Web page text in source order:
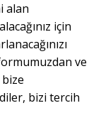
alan
için
ve
bizi tercih